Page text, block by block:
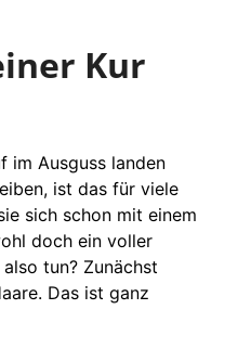
Kur
im Ausguss landen
ist das für viele
sich schon mit einem
doch ein voller
tun? Zunächst
Das ist ganz